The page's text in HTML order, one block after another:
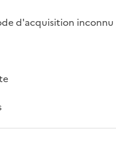
d'acquisition inconnu